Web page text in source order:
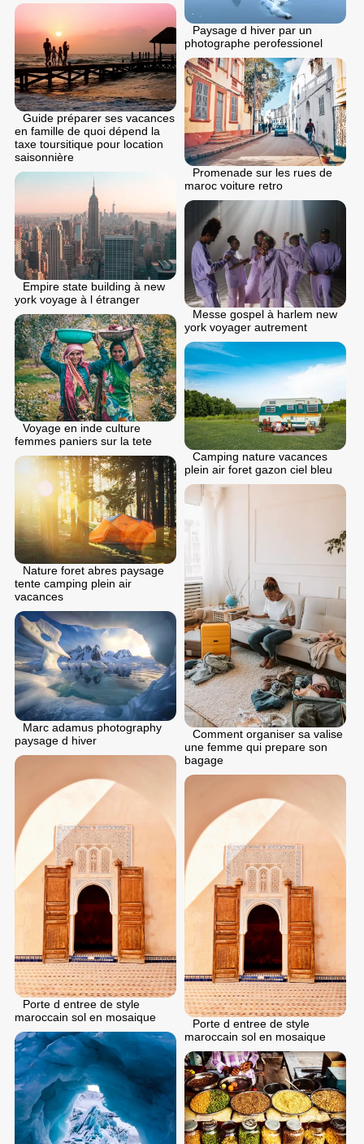
Paysage d hiver par un
photographe perofessionel
Guide préparer ses vacances
en famille de quoi dépend la
taxe toursitique pour location
saisonnière
Promenade sur les rues de
maroc voiture retro
Empire state building à new
york voyage à l étranger
Messe gospel à harlem new
york voyager autrement
Voyage en inde culture
femmes paniers sur la tete
Camping nature vacances
plein air foret gazon ciel bleu
Nature foret abres paysage
tente camping plein air
vacances
Comment organiser sa valise
une femme qui prepare son
bagage
Marc adamus photography
paysage d hiver
Porte d entree de style
maroccain sol en mosaique
Porte d entree de style
maroccain sol en mosaique